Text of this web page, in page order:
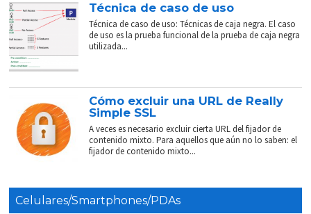
Técnica de caso de uso
Técnica de caso de uso: Técnicas de caja negra. El caso
de uso es la prueba funcional de la prueba de caja negra
utilizada...
Cómo excluir una URL de Really
Simple SSL
A veces es necesario excluir cierta URL del fijador de
contenido mixto. Para aquellos que aún no lo saben: el
fijador de contenido mixto...
Celulares/Smartphones/PDAs